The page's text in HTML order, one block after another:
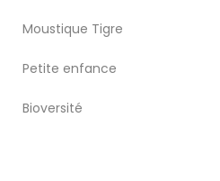
Moustique Tigre
Petite enfance
Bioversité